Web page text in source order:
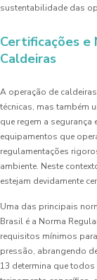
sustentabilidade das
Certificações e
Caldeiras
A operação de
técnicas, mas também
que regem a segurança
equipamentos que
regulamentações
ambiente. Neste
estejam devidamente
Uma das principais
Brasil é a Norma
requisitos mínimos
pressão, abrangendo
13 determina que